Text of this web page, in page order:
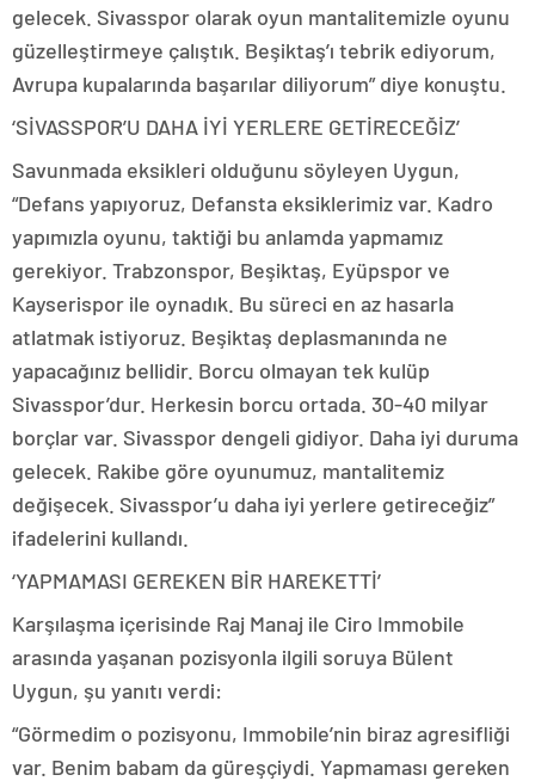
gelecek. Sivasspor olarak oyun mantalitemizle oyunu
güzelleştirmeye çalıştık. Beşiktaş’ı tebrik ediyorum,
Avrupa kupalarında başarılar diliyorum” diye konuştu.
‘SİVASSPOR’U DAHA İYİ YERLERE GETİRECEĞİZ’
Savunmada eksikleri olduğunu söyleyen Uygun,
“Defans yapıyoruz, Defansta eksiklerimiz var. Kadro
yapımızla oyunu, taktiği bu anlamda yapmamız
gerekiyor. Trabzonspor, Beşiktaş, Eyüpspor ve
Kayserispor ile oynadık. Bu süreci en az hasarla
atlatmak istiyoruz. Beşiktaş deplasmanında ne
yapacağınız bellidir. Borcu olmayan tek kulüp
Sivasspor’dur. Herkesin borcu ortada. 30-40 milyar
borçlar var. Sivasspor dengeli gidiyor. Daha iyi duruma
gelecek. Rakibe göre oyunumuz, mantalitemiz
değişecek. Sivasspor’u daha iyi yerlere getireceğiz”
ifadelerini kullandı.
‘YAPMAMASI GEREKEN BİR HAREKETTİ’
Karşılaşma içerisinde Raj Manaj ile Ciro Immobile
arasında yaşanan pozisyonla ilgili soruya Bülent
Uygun, şu yanıtı verdi:
“Görmedim o pozisyonu, Immobile’nin biraz agresifliği
var. Benim babam da güreşçiydi. Yapmaması gereken